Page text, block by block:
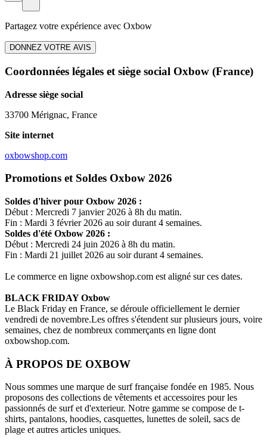
Partagez votre expérience avec Oxbow
DONNEZ VOTRE AVIS
Coordonnées légales et siège social Oxbow (France)
Adresse siège social
33700 Mérignac, France
Site internet
oxbowshop.com
Promotions et Soldes Oxbow 2026
Soldes d'hiver pour Oxbow 2026 :
Début : Mercredi 7 janvier 2026 à 8h du matin.
Fin : Mardi 3 février 2026 au soir durant 4 semaines.
Soldes d'été Oxbow 2026 :
Début : Mercredi 24 juin 2026 à 8h du matin.
Fin : Mardi 21 juillet 2026 au soir durant 4 semaines.
Le commerce en ligne oxbowshop.com est aligné sur ces dates.
BLACK FRIDAYOxbow
Le Black Friday en France, se déroule officiellement le dernier
vendredi de novembre.Les offres s'étendent sur plusieurs jours, voire
semaines, chez de nombreux commerçants en ligne dont
oxbowshop.com.
À PROPOS DE OXBOW
Nous sommes une marque de surf française fondée en 1985. Nous
proposons des collections de vêtements et accessoires pour les
passionnés de surf et d'exterieur. Notre gamme se compose de t-
shirts, pantalons, hoodies, casquettes, lunettes de soleil, sacs de
plage et autres articles uniques.